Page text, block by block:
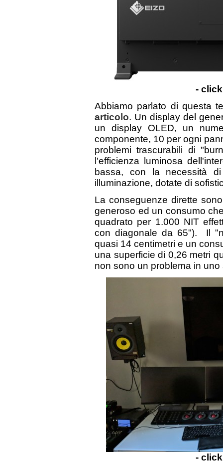
-
Abbiamo parlato di questa
articolo. Un display del
un display OLED, un
componente, 10 per ogni
problemi trascurabili di
l'efficienza luminosa
bassa, con la necessità
illuminazione, dotate di
La conseguenze dirette
generoso ed un consumo
quadrato per 1.000 NIT
con diagonale da 65"). Il
quasi 14 centimetri e un
una superficie di 0,26 metri
non sono un problema in
-